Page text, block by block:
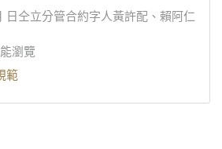
日仝立分管合約字人黃許配、賴阿仁
瀏覽
範